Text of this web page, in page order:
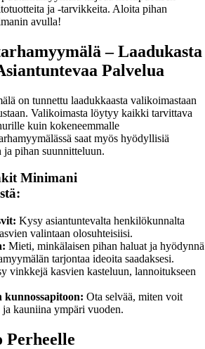
ja -tarvikkeita. Aloita pihan
avulla!
– Laadukasta
Palvelua
on tunnettu laadukkaasta valikoimastaan
Valikoimasta löytyy kaikki tarvittava
kuin kokeneemmalle
saat myös hyödyllisiä
pihan suunnitteluun.
Minimani
Kysy asiantuntevalta henkilökunnalta
valintaan olosuhteisiisi.
Mieti, minkälaisen pihan haluat ja hyödynnä
tarjontaa ideoita saadaksesi.
vinkkejä kasvien kasteluun, lannoitukseen
Ota selvää, miten voit
kauniina ympäri vuoden.
Perheelle